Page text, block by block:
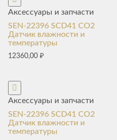
Аксессуары и запчасти
SEN-22396 SCD41 CO2
Датчик влажности и
температуры
12360,00₽
Аксессуары и запчасти
SEN-22396 SCD41 CO2
Датчик влажности и
температуры